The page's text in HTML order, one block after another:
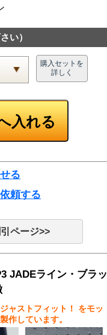
い）
購入セットを
詳しく
る
頼する
ページ>>
JADEライン・ブラッ
ャストフィット！
をモッ
作しています。